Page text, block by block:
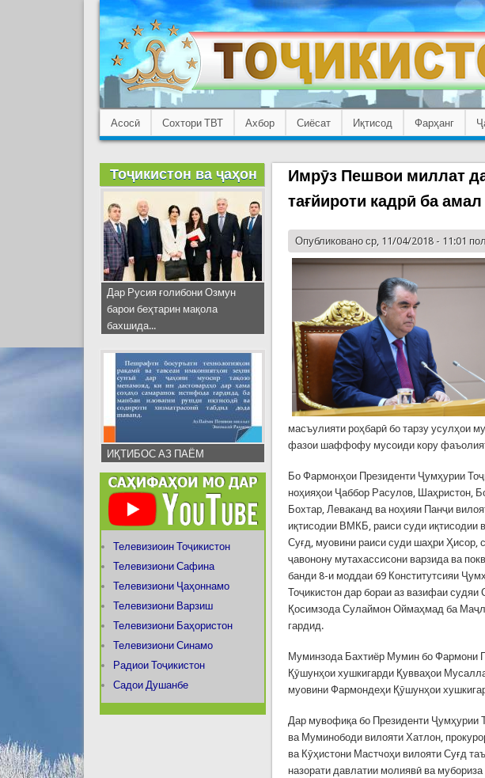
Асосӣ Сохтори ТВТ Ахбор Сиёсат Иқтисод Фарҳанг
Имрӯз Пешвои миллат
тағйироти кадрӣ ба
Опубликовано ср, 11/04/2018 - 11:01
масъулияти роҳбарӣ бо тарзу усулҳои
фазои шаффофу мусоиди кору
Бо Фармонҳои Президенти Ҷумҳурии
ноҳияҳои Ҷаббор Расулов, Шаҳристон,
Бохтар, Леваканд ва ноҳияи Панҷи
иқтисодии ВМКБ, раиси суди иқтисодии
Суғд, муовини раиси суди шаҳри Ҳисор,
ҷавонону мутахассисони варзида ва
банди 8-и моддаи 69 Конститутсияи
Тоҷикистон дар бораи аз вазифаи
Қосимзода Сулаймон Оймаҳмад ба
гардид.
Муминзода Бахтиёр Мумин бо Фармони
Қӯшунҳои хушкигарди Қувваҳои
муовини Фармондеҳи Қӯшунҳои
Дар мувофиқа бо Президенти Ҷумҳурии
ва Муминободи вилояти Хатлон,
ва Кӯҳистони Мастчоҳи вилояти Суғд
назорати давлатии молиявӣ ва
Тоҷикистон ва ҷаҳон
Дар Русия ғолибони Озмун
барои беҳтарин мақола
бахшида...
ИҚТИБОС АЗ ПАЁМ
Телевизиоин Тоҷикистон
Телевизиони Сафина
Телевизиони Ҷаҳоннамо
Телевизиони Варзиш
Телевизиони Баҳористон
Телевизиони Синамо
Радиои Тоҷикистон
Садои Душанбе